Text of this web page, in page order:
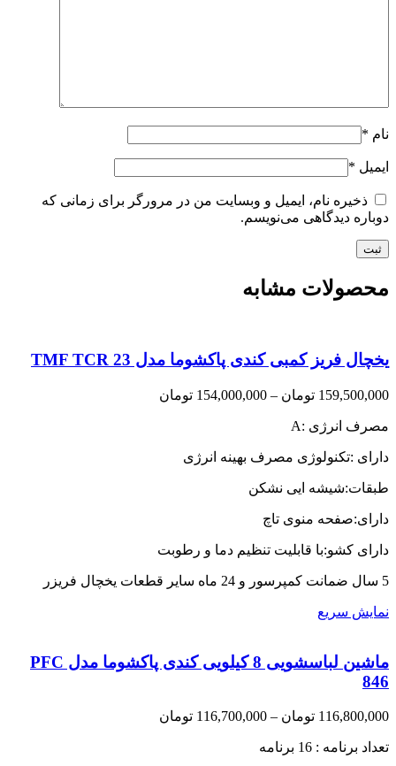
نام *
ایمیل *
ذخیره نام، ایمیل و وبسایت من در مرورگر برای زمانی که
دوباره دیدگاهی می‌نویسم.
محصولات مشابه
یخچال فریز کمبی کندی پاکشوما مدل TMF TCR 23
159,500,000 تومان –
154,000,000 تومان
مصرف انرژی :A
دارای :تکنولوژی مصرف بهینه انرژی
طبقات:شیشه ایی نشکن
دارای:صفحه منوی تاچ
دارای کشو:با قابلیت تنظیم دما و رطوبت
5 سال ضمانت کمپرسور و 24 ماه سایر قطعات یخچال فریزر
نمایش سریع
ماشین لباسشویی 8 کیلویی کندی پاکشوما مدل PFC
846
116,800,000 تومان –
116,700,000 تومان
تعداد برنامه : 16 برنامه